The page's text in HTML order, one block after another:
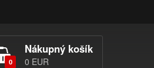
0
Nákupný košík
0 EUR